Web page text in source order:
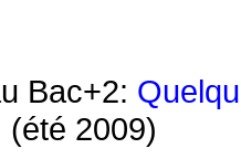
Bac+2:
(été 2009)